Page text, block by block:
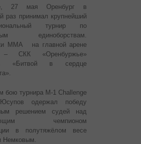
27 мая Оренбург в
раз принимал крупнейший
турнир по
единоборствам.
MMA на главной арене
– СКК «Оренбуржье»
«Битвой в сердце
бою турнира М-1 Challenge
одержал победу
решением судей над
чемпионом
в полутяжёлом весе
Немковым.